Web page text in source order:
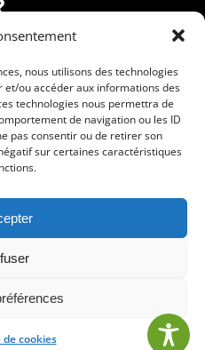
nous utilisons des technologies
ou accéder aux informations des
technologies nous permettra de
de navigation ou les ID
pas consentir ou de retirer son
sur certaines caractéristiques
cookies
01 05
Cailar. Service proposé
Politique de cookies